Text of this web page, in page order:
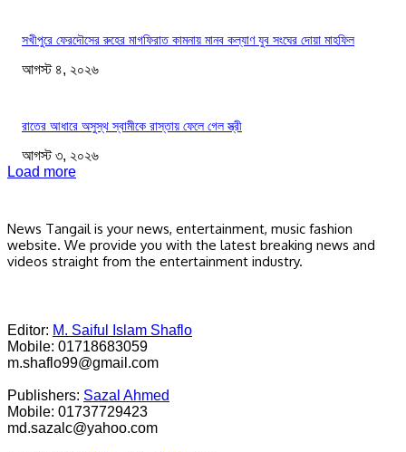
সখীপুরে ফেরদৌসের রুহের মাগফিরাত কামনায় মানব কল্যাণ যুব সংঘের দোয়া মাহফিল
আগস্ট ৪, ২০২৬
রাতের আধারে অসুস্থ স্বামীকে রাস্তায় ফেলে গেল স্ত্রী
আগস্ট ৩, ২০২৬
Load more
News Tangail is your news, entertainment, music fashion
website. We provide you with the latest breaking news and
videos straight from the entertainment industry.
Editor: M. Saiful Islam Shaflo
Mobile: 01718683059
m.shaflo99@gmail.com
Publishers: Sazal Ahmed
Mobile: 01737729423
md.sazalc@yahoo.com